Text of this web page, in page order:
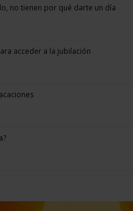
no tienen por qué darte un día
acceder a la jubilación